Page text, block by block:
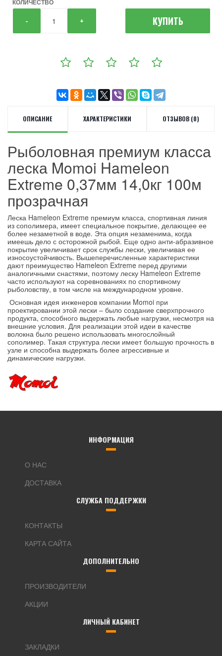
КОЛИЧЕСТВО
- + КУПИТЬ
ОПИСАНИЕ ХАРАКТЕРИСТИКИ ОТЗЫВОВ (0)
Рыболовная премиум класса
леска Momoi Hameleon
Extreme 0,37мм 14,0кг 100м
прозрачная
Леска Hameleon Extreme премиум класса, спортивная линия
из сополимера, имеет специальное покрытие, делающее ее
более незаметной в воде. Эта опция незаменима, когда
имеешь дело с осторожной рыбой. Еще одно анти-абразивное
покрытие увеличивает срок службы лески, увеличивая ее
износоустойчивость. Вышеперечисленные характеристики
дают преимущество Hameleon Extreme перед другими
аналогичными снастями, поэтому леску Hameleon Extreme
часто используют на соревнованиях по спортивному
рыболовству, в том числе на международном уровне.
Основная идея инженеров компании Momoi при
проектировании этой лески – было создание сверхпрочного
продукта, способного выдержать любые нагрузки, несмотря на
внешние условия. Для реализации этой идеи в качестве
волокна было решено использовать многослойный
сополимер. Такая структура лески имеет большую прочность в
узле и способна выдержать более агрессивные и
динамические нагрузки.
ИНФОРМАЦИЯ
О НАС
ДОСТАВКА
СЛУЖБА ПОДДЕРЖКИ
КОНТАКТЫ
КАРТА САЙТА
ДОПОЛНИТЕЛЬНО
ПРОИЗВОДИТЕЛИ
АКЦИИ
ЛИЧНЫЙ КАБИНЕТ
ЗАКЛАДКИ